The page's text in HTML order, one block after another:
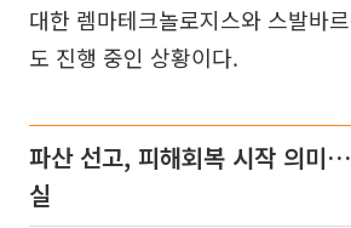
대한 렘마테크놀로지스와 스발바
도 진행 중인 상황이다.
파산 선고, 피해회복 시작 의미
실